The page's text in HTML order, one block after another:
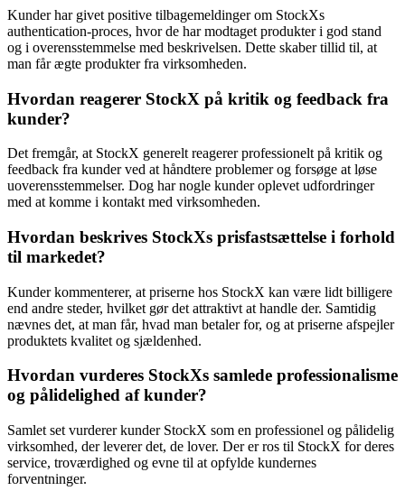
Kunder har givet positive tilbagemeldinger om StockXs
authentication-proces, hvor de har modtaget produkter i god stand
og i overensstemmelse med beskrivelsen. Dette skaber tillid til, at
man får ægte produkter fra virksomheden.
Hvordan reagerer StockX på kritik og feedback fra
kunder?
Det fremgår, at StockX generelt reagerer professionelt på kritik og
feedback fra kunder ved at håndtere problemer og forsøge at løse
uoverensstemmelser. Dog har nogle kunder oplevet udfordringer
med at komme i kontakt med virksomheden.
Hvordan beskrives StockXs prisfastsættelse i forhold
til markedet?
Kunder kommenterer, at priserne hos StockX kan være lidt billigere
end andre steder, hvilket gør det attraktivt at handle der. Samtidig
nævnes det, at man får, hvad man betaler for, og at priserne afspejler
produktets kvalitet og sjældenhed.
Hvordan vurderes StockXs samlede professionalisme
og pålidelighed af kunder?
Samlet set vurderer kunder StockX som en professionel og pålidelig
virksomhed, der leverer det, de lover. Der er ros til StockX for deres
service, troværdighed og evne til at opfylde kundernes
forventninger.